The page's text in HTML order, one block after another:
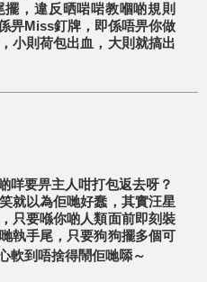
，違反晒啱啱教嗰啲規則
畀Miss釘牌，即係唔畀你做
小則荷包出血，大則就搞出
咩要畀主人咁打包返去呀？
就以為佢哋好蠢，其實汪星
只要喺你啲人類面前即刻裝
執手尾，只要狗狗擺多個可
軟到唔捨得鬧佢哋𠻹～